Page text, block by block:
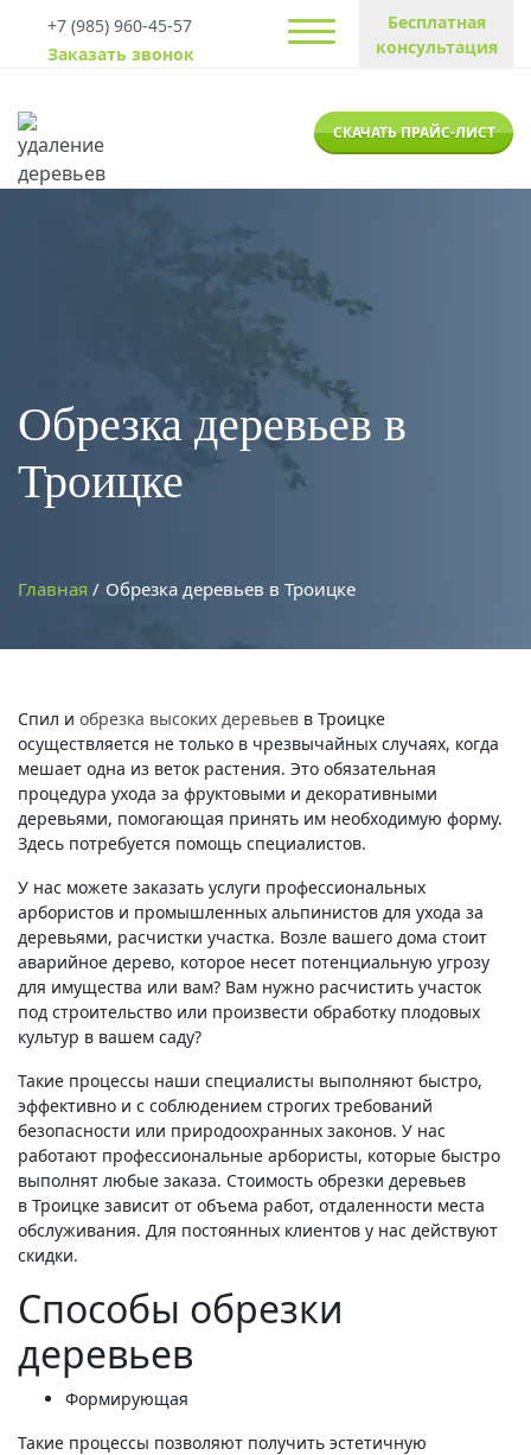
+7 (985) 960-45-57
Заказать звонок
Бесплатная
консультация
СКАЧАТЬ ПРАЙС-ЛИСТ
Обрезка деревьев в
Троицке
Главная Обрезка деревьев в Троицке
Спил и обрезка высоких деревьев в Троицке
осуществляется не только в чрезвычайных случаях, когда
мешает одна из веток растения. Это обязательная
процедура ухода за фруктовыми и декоративными
деревьями, помогающая принять им необходимую форму.
Здесь потребуется помощь специалистов.
У нас можете заказать услуги профессиональных
арбористов и промышленных альпинистов для ухода за
деревьями, расчистки участка. Возле вашего дома стоит
аварийное дерево, которое несет потенциальную угрозу
для имущества или вам? Вам нужно расчистить участок
под строительство или произвести обработку плодовых
культур в вашем саду?
Такие процессы наши специалисты выполняют быстро,
эффективно и с соблюдением строгих требований
безопасности или природоохранных законов. У нас
работают профессиональные арбористы, которые быстро
выполнят любые заказа. Стоимость обрезки деревьев
в Троицке зависит от объема работ, отдаленности места
обслуживания. Для постоянных клиентов у нас действуют
скидки.
Способы обрезки
деревьев
Формирующая
Такие процессы позволяют получить эстетичную